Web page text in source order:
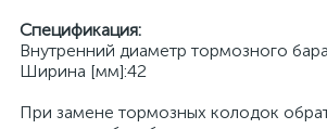
Спецификация:
Внутренний диаметр тормозного
Ширина [мм]:42
При замене тормозных колодок